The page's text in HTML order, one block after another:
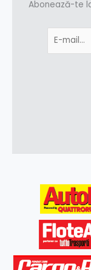
Abonează-te